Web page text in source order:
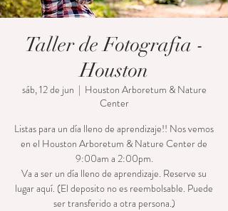
Taller de Fotografia -
Houston
sáb, 12 de jun
  |
Houston Arboretum & Nature
Center
Listas para un día lleno de aprendizaje!! Nos vemos
en el Houston Arboretum & Nature Center de
9:00am a 2:00pm.
Va a ser un día lleno de aprendizaje. Reserve su
lugar aquí. (El deposito no es reembolsable. Puede
ser transferido a otra persona.)